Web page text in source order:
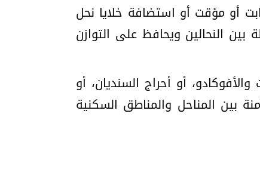
أو مؤقت أو استضافة خلايا نحل
النحالين ويحافظ على التوازن
أو أحراج السنديان، أو
بين المناحل والمناطق السكنية